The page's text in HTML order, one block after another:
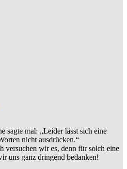
sagte mal: „Leider lässt sich eine
nicht ausdrücken.“
versuchen wir es, denn für solch eine
uns ganz dringend bedanken!